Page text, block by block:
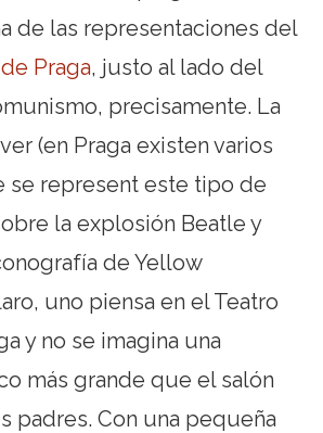
de las representaciones del
Praga, justo al lado del
precisamente. La
(en Praga existen varios
se represent este tipo de
la explosión Beatle y
de Yellow
uno piensa en el Teatro
y no se imagina una
más grande que el salón
padres. Con una pequeña